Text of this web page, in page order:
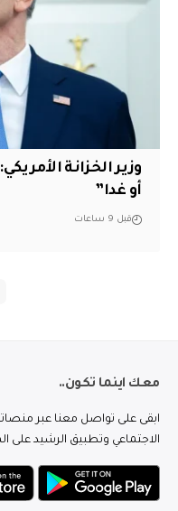
وزير الخزانة
أو غدا”
قبل 9 ساعات
معك اينما تكون..
ابقى على تواصل معنا عبر
الاجتماعي وتطبيق الرشيد على